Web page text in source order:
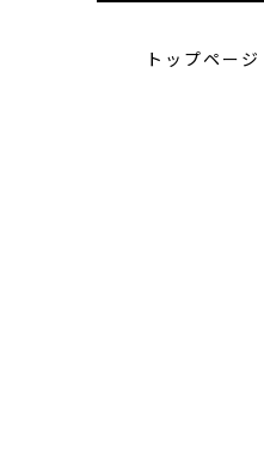
トップページ